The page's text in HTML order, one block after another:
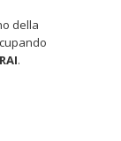
della
.